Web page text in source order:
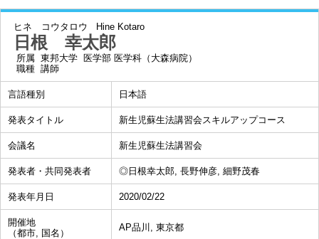
ヒネ コウタロウ Hine Kotaro
日根 幸太郎
所属 東邦大学 医学部 医学科（大森病院）
職種 講師
言語種別 日本語
発表タイトル 新生児蘇生法講習会スキルアップコース
会議名 新生児蘇生法講習会
発表者・共同発表者 ◎日根幸太郎, 長野伸彦, 細野茂春
発表年月日 2020/02/22
開催地
（都市, 国名）
AP品川, 東京都